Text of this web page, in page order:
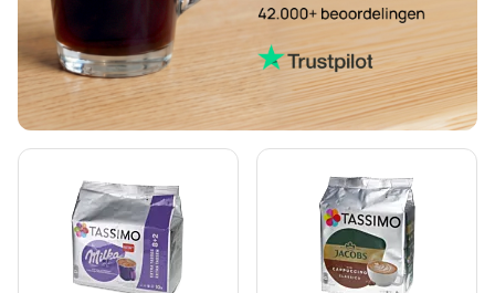
Jacobs-koffiecapsules voor Tassimo
Friele-koffiecapsules voor Tassimo
Marcilla-koffiecapsules voor Tassimo
Gevalia-koffiecapsules voor Tassimo
L'OR-capsules voor Tassimo